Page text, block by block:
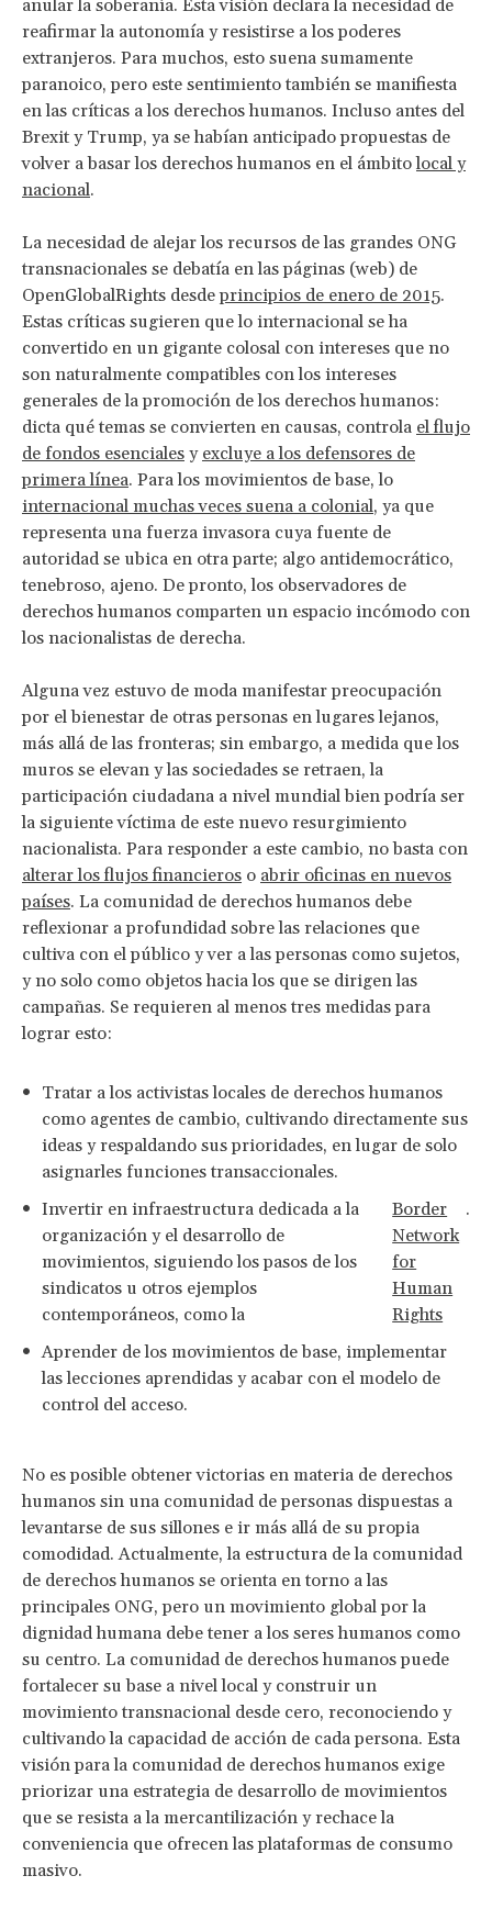
anular la soberanía. Esta visión declara la necesidad de
reafirmar la autonomía y resistirse a los poderes
extranjeros. Para muchos, esto suena sumamente
paranoico, pero este sentimiento también se manifiesta
en las críticas a los derechos humanos. Incluso antes del
Brexit y Trump, ya se habían anticipado propuestas de
volver a basar los derechos humanos en el ámbitolocal y
nacional.
La necesidad de alejar los recursos de las grandes ONG
transnacionales se debatía en las páginas (web) de
OpenGlobalRights desdeprincipios de enero de 2015.
Estas críticas sugieren que lo internacional se ha
convertido en un gigante colosal con intereses que no
son naturalmente compatibles con los intereses
generales de la promoción de los derechos humanos:
dicta qué temas se convierten en causas, controla el flujo
de fondos esenciales y excluye a los defensores de
primera línea. Para los movimientos de base, lo
internacional muchas veces suena a colonial, ya que
representa una fuerza invasora cuya fuente de
autoridad se ubica en otra parte; algo antidemocrático,
tenebroso, ajeno. De pronto, los observadores de
derechos humanos comparten un espacio incómodo con
los nacionalistas de derecha.
Alguna vez estuvo de moda manifestar preocupación
por el bienestar de otras personas en lugares lejanos,
más allá de las fronteras; sin embargo, a medida que los
muros se elevan y las sociedades se retraen, la
participación ciudadana a nivel mundial bien podría ser
la siguiente víctima de este nuevo resurgimiento
nacionalista. Para responder a este cambio, no basta con
alterar los flujos financieros o abrir oficinas en nuevos
países. La comunidad de derechos humanos debe
reflexionar a profundidad sobre las relaciones que
cultiva con el público y ver a las personas como sujetos,
y no solo como objetos hacia los que se dirigen las
campañas. Se requieren al menos tres medidas para
lograr esto:
Tratar a los activistas locales de derechos humanos
como agentes de cambio, cultivando directamente sus
ideas y respaldando sus prioridades, en lugar de solo
asignarles funciones transaccionales.
Invertir en infraestructura dedicada a la
organización y el desarrollo de
movimientos, siguiendo los pasos de los
sindicatos u otros ejemplos
contemporáneos, como la
Border
Network
for
Human
Rights
.
Aprender de los movimientos de base, implementar
las lecciones aprendidas y acabar con el modelo de
control del acceso.
No es posible obtener victorias en materia de derechos
humanos sin una comunidad de personas dispuestas a
levantarse de sus sillones e ir más allá de su propia
comodidad. Actualmente, la estructura de la comunidad
de derechos humanos se orienta en torno a las
principales ONG, pero un movimiento global por la
dignidad humana debe tener a los seres humanos como
su centro. La comunidad de derechos humanos puede
fortalecer su base a nivel local y construir un
movimiento transnacional desde cero, reconociendo y
cultivando la capacidad de acción de cada persona. Esta
visión para la comunidad de derechos humanos exige
priorizar una estrategia de desarrollo de movimientos
que se resista a la mercantilización y rechace la
conveniencia que ofrecen las plataformas de consumo
masivo.